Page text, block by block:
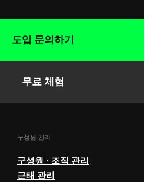
무료 체험
도입 문의하기
구성원 관리
구성원 · 조직 관리
근태 관리